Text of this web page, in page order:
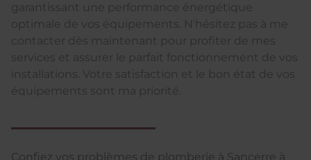
garantissant une performance énergétique
optimale de vos équipements. N'hésitez pas à me
contacter dès maintenant pour profiter de mes
services et assurer le parfait fonctionnement de vos
installations. Votre satisfaction et le bon état de vos
équipements sont ma priorité.
Confiez vos problèmes de plomberie à Sancerre à